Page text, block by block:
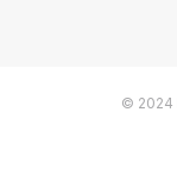
© 2024